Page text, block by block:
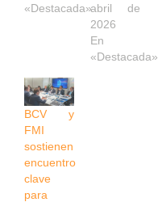
«Destacada»abril de
2026
En
«Destacada»
BCV y
FMI
sostienen
encuentro
clave
para